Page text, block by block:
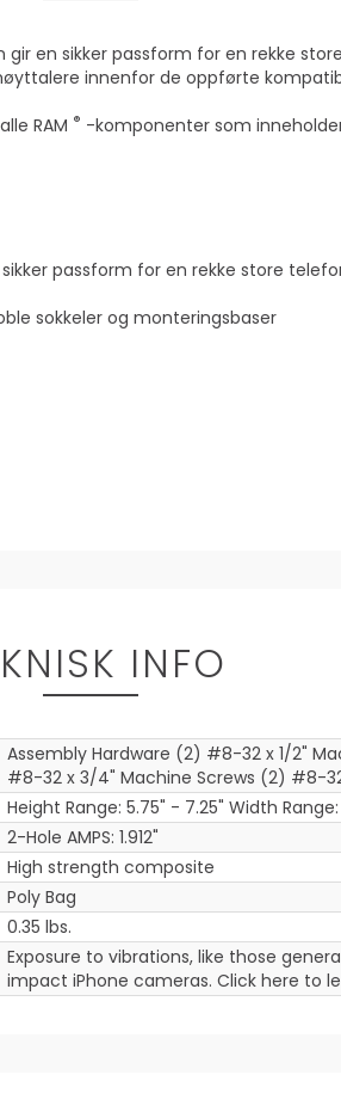
gir en sikker passform for en rekke
innenfor de oppførte
RAM ® -komponenter som
passform for en rekke store
sokkeler og monteringsbaser
INFO
Assembly Hardware (2) #8-32 x 1/2"
#8-32 x 3/4" Machine Screws (2) #8-
Height Range: 5.75" - 7.25" Width
2-Hole AMPS: 1.912"
High strength composite
Poly Bag
0.35 lbs.
Exposure to vibrations, like those
impact iPhone cameras. Click here to